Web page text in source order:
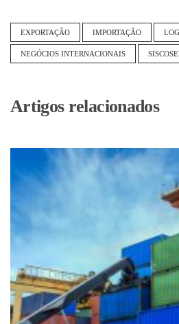
EXPORTAÇÃO IMPORTAÇÃO
NEGÓCIOS INTERNACIONAIS
Artigos relacionados